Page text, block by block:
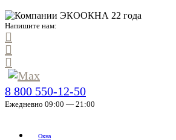
Напишите нам:
8 800 550-12-50
Ежедневно 09:00 — 21:00
Окна